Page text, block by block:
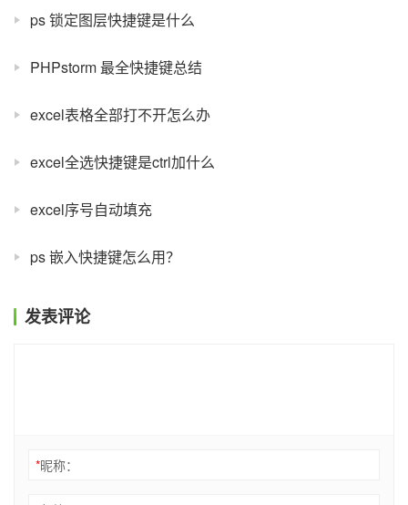
ps 锁定图层快捷键是什么
PHPstorm 最全快捷键总结
excel表格全部打不开怎么办
excel全选快捷键是ctrl加什么
excel序号自动填充
ps 嵌入快捷键怎么用？
发表评论
*昵称：